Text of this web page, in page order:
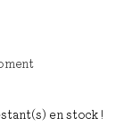
en stock !